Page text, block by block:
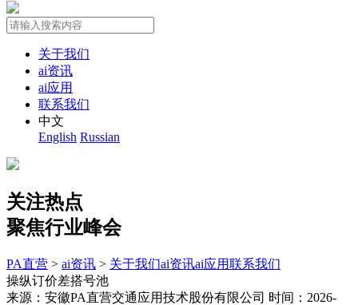
关于我们
ai资讯
ai应用
联系我们
中文
English Russian
关注热点
聚焦行业峰会
PA直营 > ai资讯 > 关于我们ai资讯ai应用联系我们
操纵订价差搭号池
来源：安徽PA直营交通应用技术股份有限公司 时间：2026-